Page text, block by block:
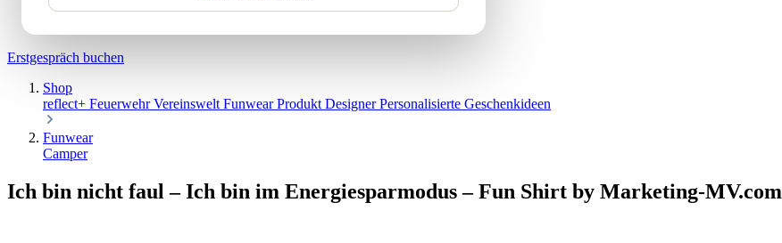
Kontakt
Erstgespräch buchen
Shop
reflect+ FeuerwehrVereinswelt FunwearProdukt DesignerPersonalisierte Geschenkideen
Funwear
Camper
Ich bin nicht faul – Ich bin im Energiesparmodus – Fun Shirt by Marketing-MV.com